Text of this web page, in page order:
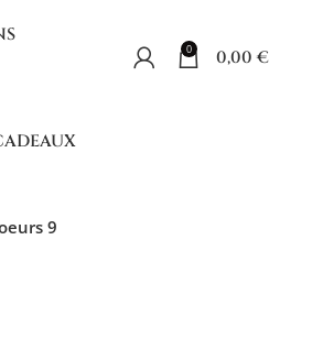
0 0,00€
9